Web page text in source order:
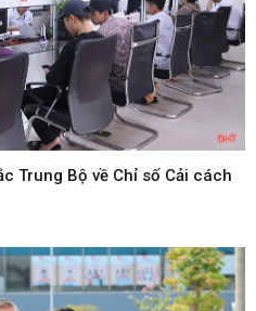
Trung Bộ về Chỉ số Cải cách